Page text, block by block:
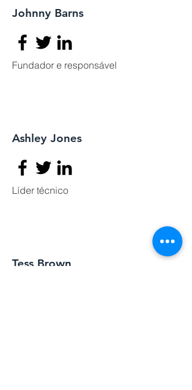
Johnny Barns
Fundador e responsável
Ashley Jones
Líder técnico
Tess Brown